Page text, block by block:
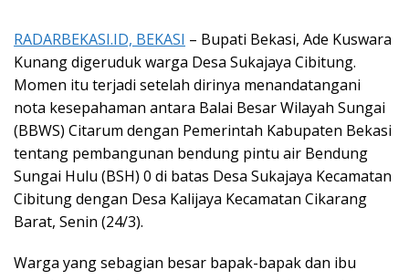
RADARBEKASI.ID, BEKASI – Bupati Bekasi, Ade Kuswara
Kunang digeruduk warga Desa Sukajaya Cibitung.
Momen itu terjadi setelah dirinya menandatangani
nota kesepahaman antara Balai Besar Wilayah Sungai
(BBWS) Citarum dengan Pemerintah Kabupaten Bekasi
tentang pembangunan bendung pintu air Bendung
Sungai Hulu (BSH) 0 di batas Desa Sukajaya Kecamatan
Cibitung dengan Desa Kalijaya Kecamatan Cikarang
Barat, Senin (24/3).
Warga yang sebagian besar bapak-bapak dan ibu